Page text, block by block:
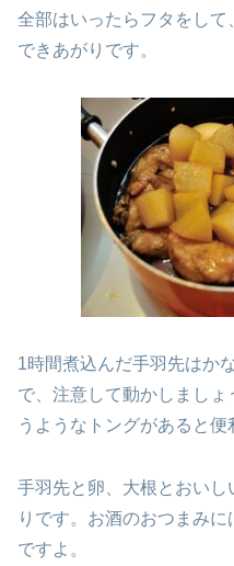
全部はいったらフタをし
できあがりです。
1時間煮込んだ手羽先はか
で、注意して動かしまし
うようなトングがあると便
手羽先と卵、大根とおい
りです。お酒のおつまみ
ですよ。